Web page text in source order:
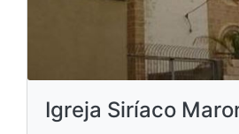
Igreja Siríaco